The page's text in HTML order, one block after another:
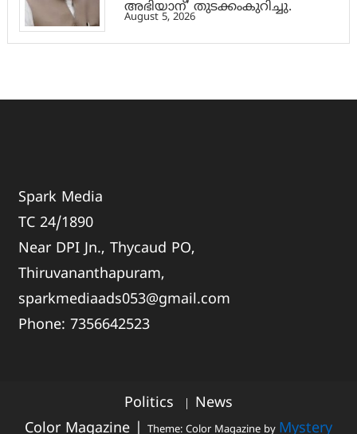
അഭിയാന്’ തുടക്കംകുറിച്ചു.
August 5, 2026
Spark Media
TC 24/1890
Near DPI Jn., Thycaud PO,
Thiruvananthapuram,
sparkmediaads053@gmail.com
Phone:7356642523
Politics
News
Color Magazine
Theme: Color Magazine by Mystery